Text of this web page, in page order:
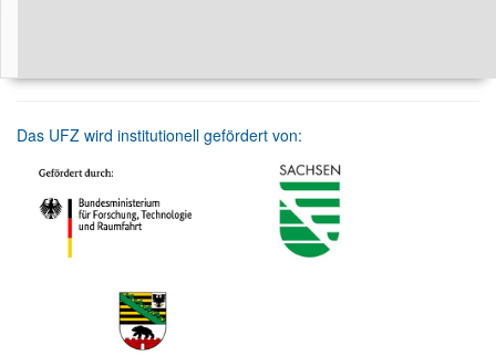
Das UFZ wird institutionell gefördert von: